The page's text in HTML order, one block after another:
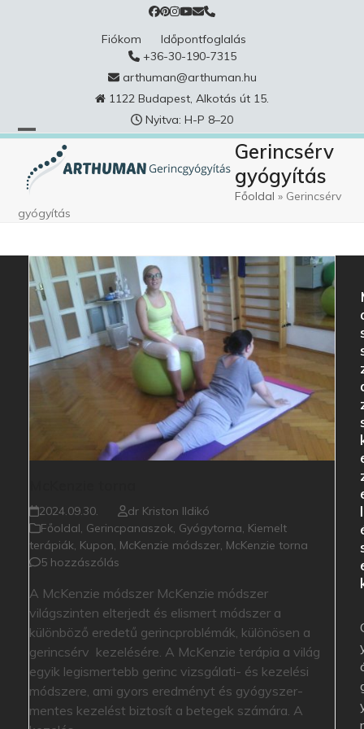
Fiókom
Időpontfoglalás
+36-30-190-7315
arthuman@arthuman.hu
1122 Budapest, Alkotás út 15.
Nyitva: H-P 8–20
Gerincsérv
gyógyítás
Főoldal » Gerincsérv
gyógyítás
2024.09.30.
dr Kriston Ildikó
Főoldal, Gerincpanaszok, Gyógytorna, Kiemelt
terápiák, Kupon, McKenzie módszer, McKenzie torna
5 hozzászólás
A McKenzie módszer McKenzie módszer
világszinten elterjedt és elismert módszer a
különböző eredetű gerincproblémák, különösen a
gerincsérv kezelésére. A McKenzie terápia a világ
egyik legismertebb gerinc vizsgálati- és kezelési
módszere, ami gyors eredményt és gyógyszer-
mentes kezelést biztosít a betegek számára. A
l